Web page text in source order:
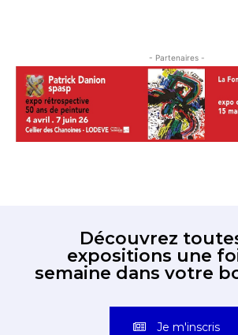
- Partenaires -
Découvrez
expositions une
semaine dans votre
Je m'inscris